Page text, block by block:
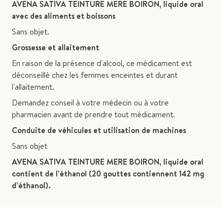
AVENA SATIVA TEINTURE MERE BOIRON, liquide oral
avec des aliments et boissons
Sans objet.
Grossesse et allaitement
En raison de la présence d'alcool, ce médicament est
déconseillé chez les femmes enceintes et durant
l'allaitement.
Demandez conseil à votre médecin ou à votre
pharmacien avant de prendre tout médicament.
Conduite de véhicules et utilisation de machines
Sans objet
AVENA SATIVA TEINTURE MERE BOIRON, liquide oral
contient de l’éthanol (20 gouttes contiennent 142 mg
d’éthanol).